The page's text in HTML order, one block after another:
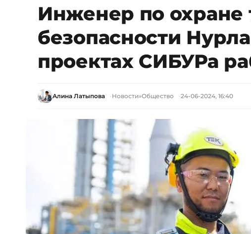
Инженер по охране
безопасности
проектах СИБУРа
Алина Латыпова Новости»Общество 24-06-2024, 16:40